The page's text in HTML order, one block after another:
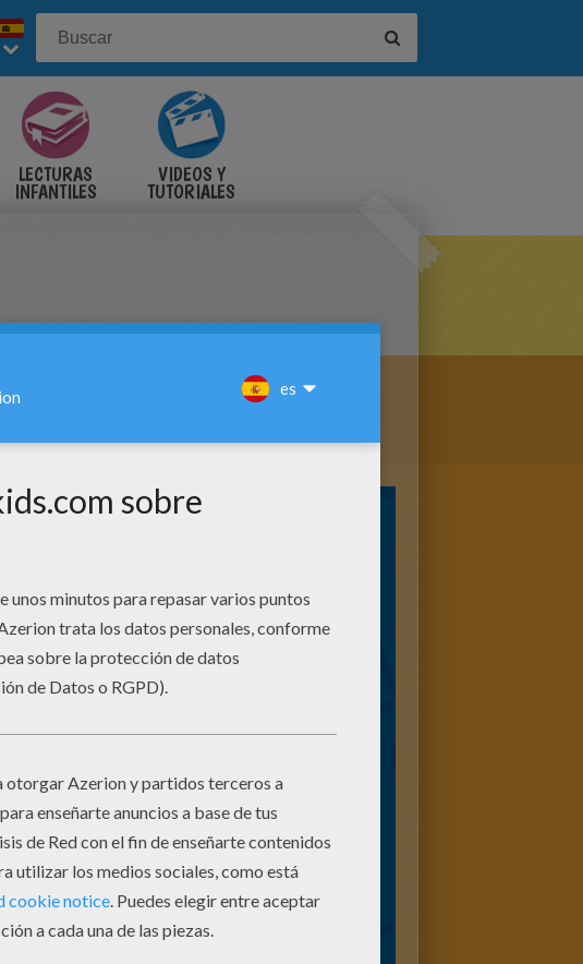
LECTURAS
INFANTILES
VIDEOS Y
TUTORIALES